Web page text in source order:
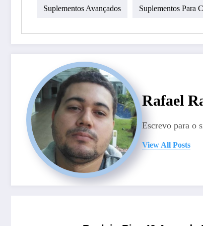
Suplementos Avançados Suplementos Para
Rafael
Escrevo para o
View All Posts